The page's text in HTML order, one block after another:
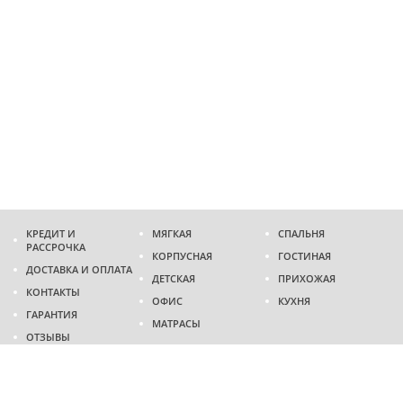
КРЕДИТ И
РАССРОЧКА
ДОСТАВКА И ОПЛАТА
КОНТАКТЫ
ГАРАНТИЯ
ОТЗЫВЫ
МЯГКАЯ
КОРПУСНАЯ
ДЕТСКАЯ
ОФИС
МАТРАСЫ
СПАЛЬНЯ
ГОСТИНАЯ
ПРИХОЖАЯ
КУХНЯ